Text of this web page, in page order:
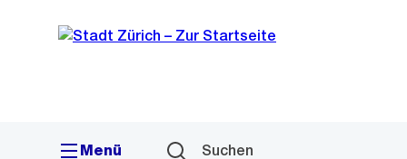
Navigation
Sprunglink
Menü Suchen